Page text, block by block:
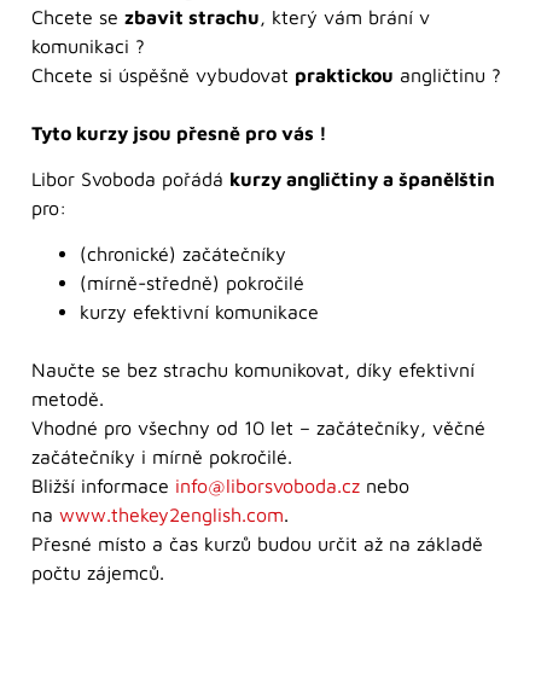
Chcete se zbavit strachu, který vám brání v
komunikaci ?
Chcete si úspěšně vybudovat praktickou angličtinu ?
Tyto kurzy jsou přesně pro vás !
Libor Svoboda pořádá kurzy angličtiny a španělštin
pro:
(chronické) začátečníky
(mírně-středně) pokročilé
kurzy efektivní komunikace
Naučte se bez strachu komunikovat, díky efektivní
metodě.
Vhodné pro všechny od 10 let – začátečníky, věčné
začátečníky i mírně pokročilé.
Bližší informace info@liborsvoboda.cz nebo
na www.thekey2english.com.
Přesné místo a čas kurzů budou určit až na základě
počtu zájemců.